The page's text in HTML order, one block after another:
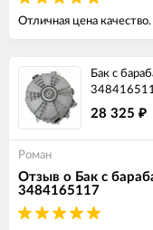
Отличная цена качество.
Бак с
28 325 ₽
Роман
Отзыв о Бак с
3484165117